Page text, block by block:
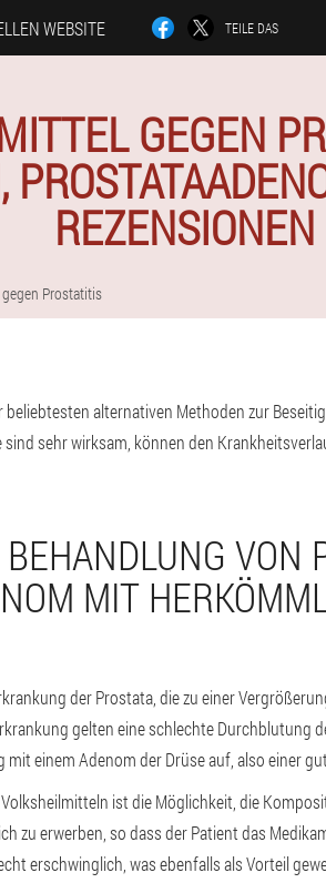
WEBSITE TEILE DAS
GEGEN
REZENSIONEN
Prostatitis
alternativen Methoden zur
sehr wirksam, können den
VON
MIT
der Prostata, die zu einer
gelten eine schlechte Durchblutung
einem Adenom der Drüse auf, also einer
ist die Möglichkeit, die
zu erwerben, so dass der Patient das
erschwinglich, was ebenfalls als Vorteil